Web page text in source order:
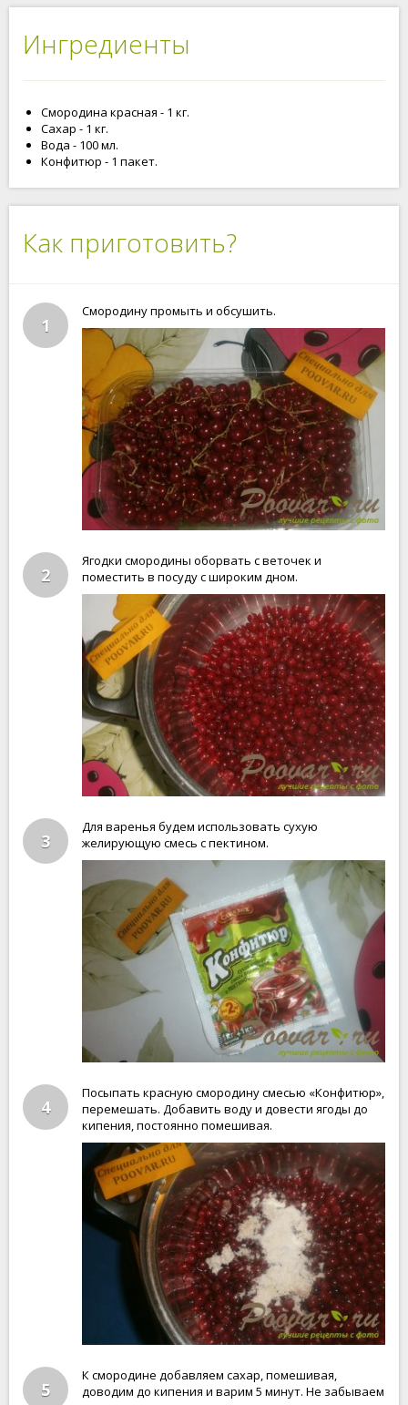
Ингредиенты
Смородина красная - 1 кг.
Сахар - 1 кг.
Вода - 100 мл.
Конфитюр - 1 пакет.
Как приготовить?
1
Смородину промыть и обсушить.
2
Ягодки смородины оборвать с веточек и
поместить в посуду с широким дном.
3
Для варенья будем использовать сухую
желирующую смесь с пектином.
4
Посыпать красную смородину смесью «Конфитюр»,
перемешать. Добавить воду и довести ягоды до
кипения, постоянно помешивая.
5
К смородине добавляем сахар, помешивая,
доводим до кипения и варим 5 минут. Не забываем